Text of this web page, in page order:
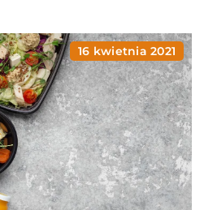
16 kwietnia 2021